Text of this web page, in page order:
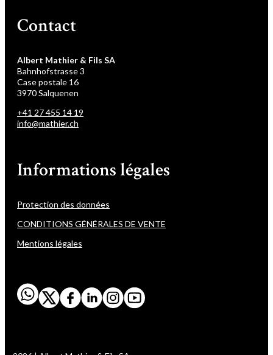
Contact
Albert Mathier & Fils SA
Bahnhofstrasse 3
Case postale 16
3970 Salquenen
+41 27 455 14 19
info@mathier.ch
Informations légales
Protection des données
CONDITIONS GÉNÉRALES DE VENTE
Mentions légales